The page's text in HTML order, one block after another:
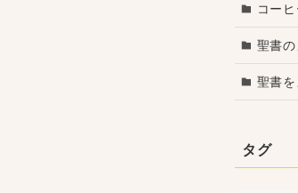
コー
聖書
聖書
タグ